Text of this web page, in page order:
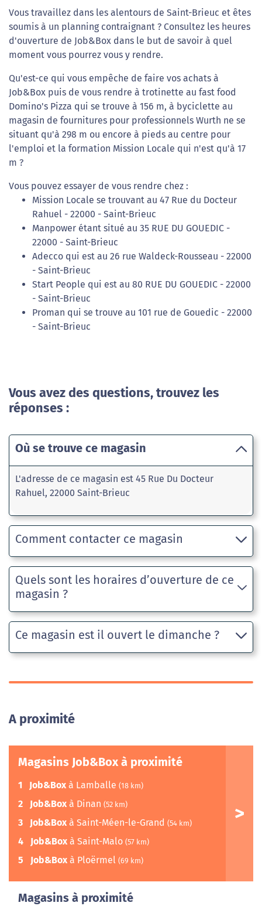
Vous travaillez dans les alentours de Saint-Brieuc et êtes
soumis à un planning contraignant ? Consultez les heures
d'ouverture de Job&Box dans le but de savoir à quel
moment vous pourrez vous y rendre.
Qu'est-ce qui vous empêche de faire vos achats à
Job&Box puis de vous rendre à trotinette au fast food
Domino's Pizza qui se trouve à 156 m, à byciclette au
magasin de fournitures pour professionnels Wurth ne se
situant qu'à 298 m ou encore à pieds au centre pour
l'emploi et la formation Mission Locale qui n'est qu'à 17
m ?
Vous pouvez essayer de vous rendre chez :
Mission Locale se trouvant au 47 Rue du Docteur
Rahuel - 22000 - Saint-Brieuc
Manpower étant situé au 35 RUE DU GOUEDIC -
22000 - Saint-Brieuc
Adecco qui est au 26 rue Waldeck-Rousseau - 22000
- Saint-Brieuc
Start People qui est au 80 RUE DU GOUEDIC - 22000
- Saint-Brieuc
Proman qui se trouve au 101 rue de Gouedic - 22000
- Saint-Brieuc
Vous avez des questions, trouvez les
réponses :
Où se trouve ce magasin
L'adresse de ce magasin est 45 Rue Du Docteur
Rahuel, 22000 Saint-Brieuc
Comment contacter ce magasin
Quels sont les horaires d’ouverture de ce
magasin ?
Ce magasin est il ouvert le dimanche ?
A proximité
Magasins Job&Box à proximité
1 Job&Box à Lamballe (18 km)
2 Job&Box à Dinan (52 km)
3 Job&Box à Saint-Méen-le-Grand (54 km)
4 Job&Box à Saint-Malo (57 km)
5 Job&Box à Ploërmel (69 km)
Magasins à proximité